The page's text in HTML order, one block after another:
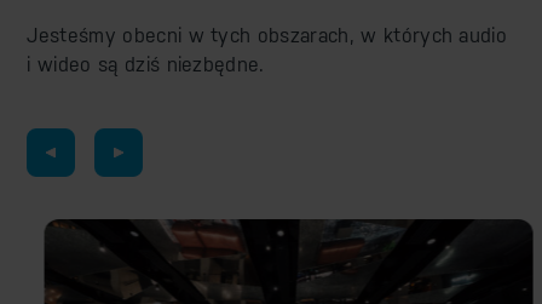
Jesteśmy obecni w tych obszarach, w których audio
i wideo są dziś niezbędne.